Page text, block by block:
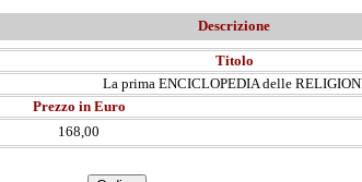
Descrizione
Titolo
La prima ENCICLOPEDIA delle
Prezzo in Euro
168,00